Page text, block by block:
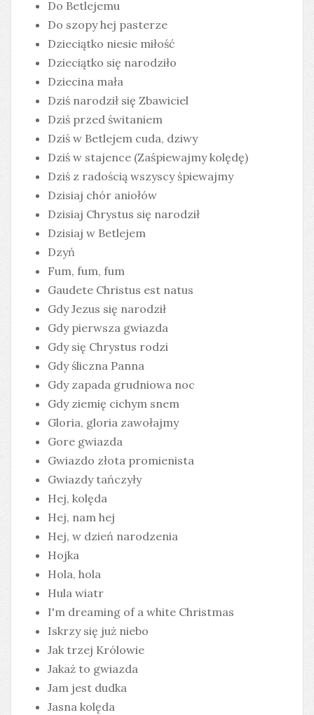
Do Betlejemu
Do szopy hej pasterze
Dzieciątko niesie miłość
Dzieciątko się narodziło
Dziecina mała
Dziś narodził się Zbawiciel
Dziś przed świtaniem
Dziś w Betlejem cuda, dziwy
Dziś w stajence (Zaśpiewajmy kolędę)
Dziś z radością wszyscy śpiewajmy
Dzisiaj chór aniołów
Dzisiaj Chrystus się narodził
Dzisiaj w Betlejem
Dzyń
Fum, fum, fum
Gaudete Christus est natus
Gdy Jezus się narodził
Gdy pierwsza gwiazda
Gdy się Chrystus rodzi
Gdy śliczna Panna
Gdy zapada grudniowa noc
Gdy ziemię cichym snem
Gloria, gloria zawołajmy
Gore gwiazda
Gwiazdo złota promienista
Gwiazdy tańczyły
Hej, kolęda
Hej, nam hej
Hej, w dzień narodzenia
Hojka
Hola, hola
Hula wiatr
I'm dreaming of a white Christmas
Iskrzy się już niebo
Jak trzej Królowie
Jakaż to gwiazda
Jam jest dudka
Jasna kolęda